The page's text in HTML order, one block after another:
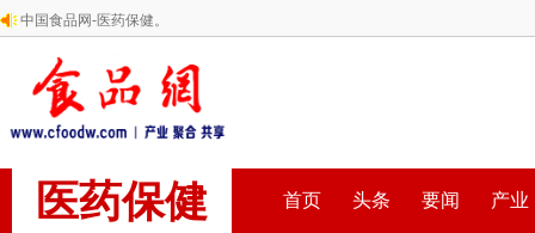
中国食品网-医药保健。
医药保健 首页 头条 要闻 产业